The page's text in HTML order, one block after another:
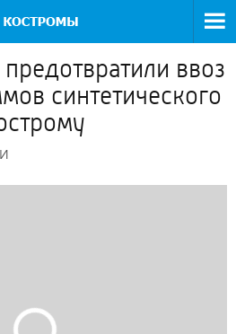
ввоз
синтетического